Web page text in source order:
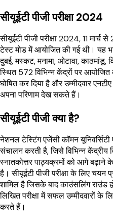
सीयूईटी पीजी परीक्षा 2024
सीयूईटी पीजी परीक्षा 2024, 11
टेस्ट मोड में आयोजित की गई थी। यह
दुबई, मस्कट, मनामा, ओटावा,
स्थित 572 विभिन्न केंद्रों पर आयोजित
घोषित कर दिया है और उम्मीदवार
अपना परिणाम देख सकते हैं।
सीयूईटी पीजी क्या है?
नेशनल टेस्टिंग एजेंसी कॉमन यूनिवर्सिटी
संचालन करती है, जिसे विभिन्न केंद्रीय
स्नातकोत्तर पाठ्यक्रमों को आगे बढ़ाने
है। सीयूईटी पीजी परीक्षा के लिए चयन
शामिल है जिसके बाद काउंसलिंग राउंड
लिखित परीक्षा में सफल उम्मीदवारों के
करते हैं।